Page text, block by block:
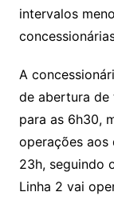
intervalos
A
de abertura de
para as 6h30,
operações aos
23h, seguindo
Linha 2 vai